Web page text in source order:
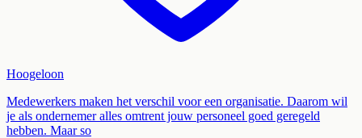
Hoogeloon
Medewerkers maken het verschil voor een organisatie. Daarom wil
je als ondernemer alles omtrent jouw personeel goed geregeld
hebben. Maar so